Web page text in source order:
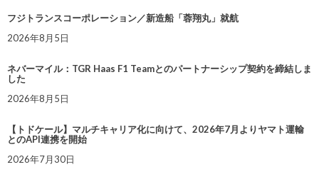
フジトランスコーポレーション／新造船「蓉翔丸」就航
2026年8月5日
ネバーマイル：TGR Haas F1 Teamとのパートナーシップ契約を締結しま
した
2026年8月5日
【トドケール】マルチキャリア化に向けて、2026年7月よりヤマト運輸
とのAPI連携を開始
2026年7月30日